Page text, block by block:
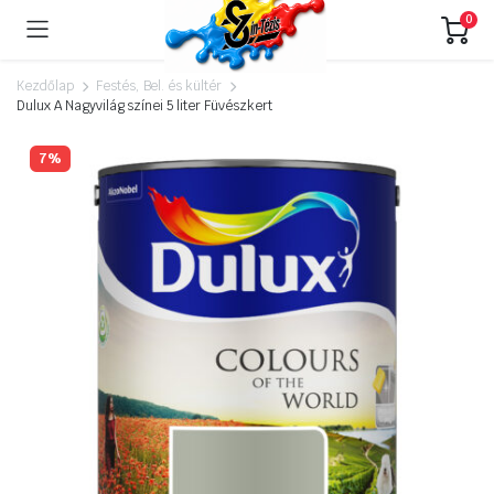
0
Kezdőlap
Festés, Bel. és kültér
Dulux A Nagyvilág színei 5 liter Füvészkert
7%